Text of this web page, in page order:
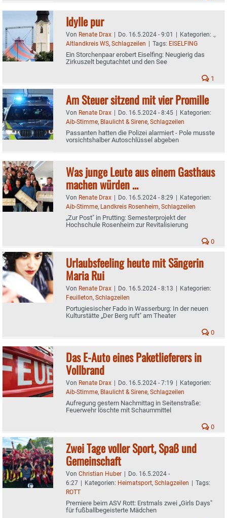
Idylle pur
Von Renate Drax | Do. 16.5.2024 - 9:01 | Kategorien: .,
Altlandkreis WS, Schlagzeilen | Tags: EISELFING
Ein Storchenpaar erobert Eiselfing: Neugierig das
Zirkuszelt begutachtet und den See
1
Am Steuer sitzend mit vier Promille
Von Renate Drax | Do. 16.5.2024 - 8:45 | Kategorien:
Aib-Stimme, Blaulicht & Sirene, Schlagzeilen
Passanten hatten die Polizei alarmiert - Pole musste
vorsichtshalber Autoschlüssel abgeben
Was junge Leute aus einem Gasthaus
machen würden …
Von Renate Drax | Do. 16.5.2024 - 8:29 | Kategorien:
Aib-Stimme, Landkreis Rosenheim, Schlagzeilen
„Zur Post" in Prutting: Semesterprojekt der
Hochschule Rosenheim zur Revitalisierung
0
Urlaubsfeeling heute mit Sängerin
Maria Rui
Von Renate Drax | Do. 16.5.2024 - 8:13 | Kategorien:
Feuilleton, Schlagzeilen
Portugiesischer Fado in Wasserburg: In der neuen
Kulturstätte „Der Berg ruft" am Theater
0
Das E-Auto eines Paketlieferers in
Vollbrand
Von Renate Drax | Do. 16.5.2024 - 7:19 | Kategorien:
Aib-Stimme, Blaulicht & Sirene, Schlagzeilen
Aufregung gestern Nachmittag in Seitenstraße:
Feuerwehr löschte mit Schaummittel
0
Zwei Tage voller Sport, Spaß und
Gemeinschaft
Von Christian Huber | Do. 16.5.2024 -
6:27 | Kategorien: Heimatsport, Schlagzeilen | Tags:
ROTT
Premiere beim ASV Rott: Erstmals zwei „Girls Days"
für fußballbegeisterte Mädchen